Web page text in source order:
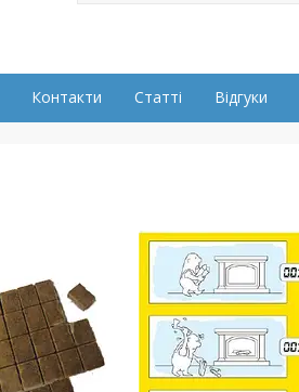
Контакти Статті Відгуки